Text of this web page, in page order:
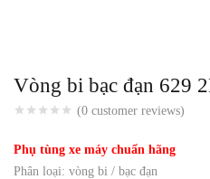
Vòng bi bạc đạn 629
(0 customer reviews)
Phụ tùng xe máy chuẩn hãng
Phân loại: vòng bi / bạc đạn